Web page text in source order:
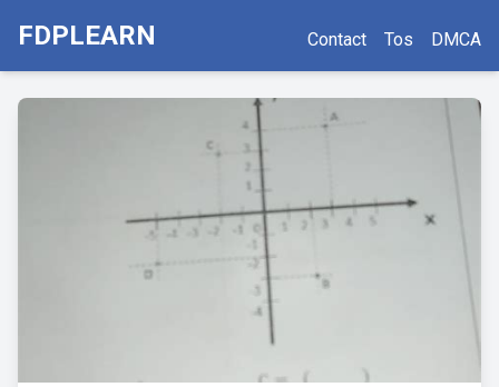
FDPLEARN Contact Tos DMCA